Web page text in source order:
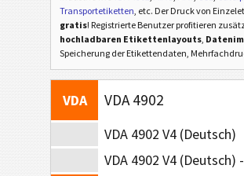
Transportetiketten, etc. Der Druck von
gratis! Registrierte Benutzer profitieren
hochladbaren Etikettenlayouts,
Speicherung der Etikettendaten,
VDA VDA 4902
VDA 4902 V4 (Deutsch)
VDA 4902 V4 (Deutsch)